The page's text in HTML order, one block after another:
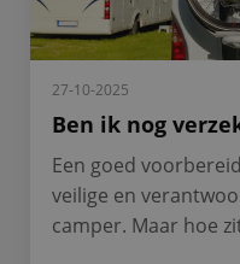
27-10-2025
Ben ik nog
Een goed
veilige en
camper. Maar hoe